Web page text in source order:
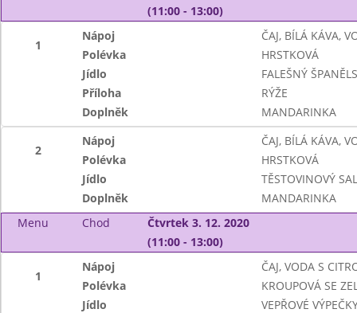
(11:00 - 13:00)
1
Nápoj
ČAJ, BÍLÁ KÁVA,
Polévka
HRSTKOVÁ
Jídlo
FALEŠNÝ
Příloha
RÝŽE
Doplněk
MANDARINKA
2
Nápoj
ČAJ, BÍLÁ KÁVA,
Polévka
HRSTKOVÁ
Jídlo
TĚSTOVINOVÝ
Doplněk
MANDARINKA
Menu
Chod
Čtvrtek 3. 12. 2020
(11:00 - 13:00)
1
Nápoj
ČAJ, VODA S
Polévka
KROUPOVÁ SE
Jídlo
VEPŘOVÉ